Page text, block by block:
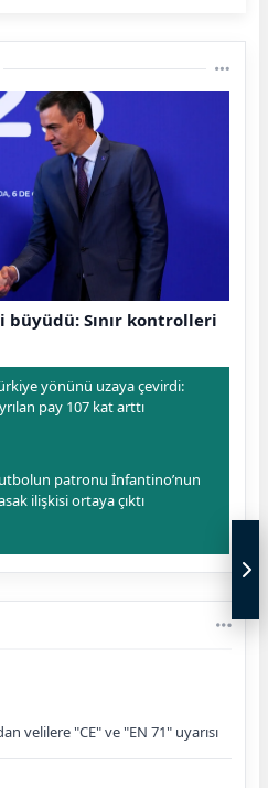
Sınır kontrolleri
yönünü uzaya çevirdi:
pay 107 kat arttı
patronu İnfantino’nun
ilişkisi ortaya çıktı
velilere "CE" ve "EN 71" uyarısı